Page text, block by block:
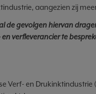
aangezien zij
de gevolgen hiervan
verfleverancier te
Verf- en Drukinktindustrie